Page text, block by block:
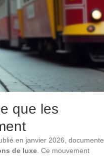
que les
en janvier 2026, documente
de luxe . Ce mouvement